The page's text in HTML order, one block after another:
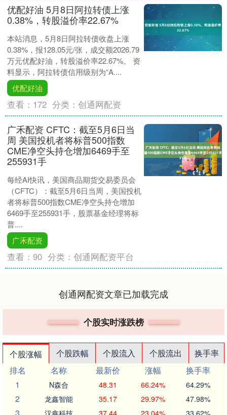
优配好油 5月8日阿拉转债上涨
0.38%，转股溢价率22.67%
本站消息，5月8日阿拉转债收盘上涨
0.38%，报128.05元/张，成交额2026.79
万元优配好油，转股溢价率22.67%。 资
料显示，阿拉转债信用级别为“A....
优配好油
查看： 172 分类：创通网配资
广禾配资 CFTC：截至5月6日当
周 美国投机者将标普500指数
CME净空头持仓增加6469手至
255931手
每经AI快讯，美国商品期货交易委员会
（CFTC）：截至5月6日当周，美国投机
者将标普500指数CME净空头持仓增加
6469手至255931手，股票基金经理将标
普....
广禾配资
查看：90 分类：创通网配资平台
创通网配资文章已加载完成
个股实时涨跌榜
个股涨幅 个股跌幅 个股流入 个股流出
换手率
排名
名称 最新价 涨幅
换手率
1
N森合 48.31 66.24% 64.29%
2 龙鑫智能 35.17 29.97% 47.98%
汉鑫科技 37.44 23.04% 33.62%